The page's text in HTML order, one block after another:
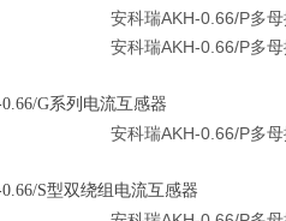
G系列电流互感器
S型双绕组电流互感器